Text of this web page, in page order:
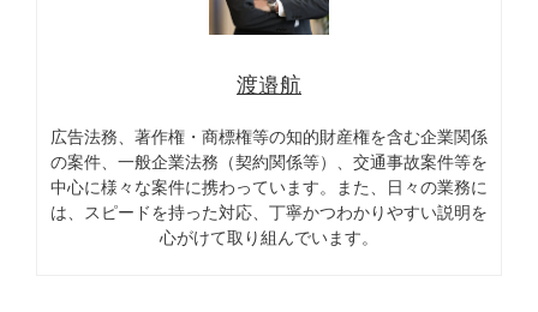
渡邉航
広告法務、著作権・商標権等の知的財産権を含む企業関係
の案件、一般企業法務（契約関係等）、交通事故案件等を
中心に様々な案件に携わっています。また、日々の業務に
は、スピードを持った対応、丁寧かつわかりやすい説明を
心がけて取り組んでいます。